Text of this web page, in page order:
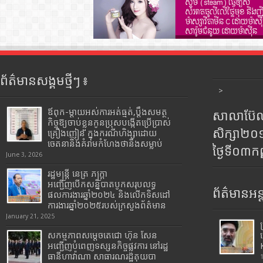
ព័ត៌មានសង្គមថ្មីៗ ៖
ឪពុក-ម្ដាយអស់ការអត់ធ្មត់,ប្ដឹងសមត្ថ
កិច្ចឱ្យចាប់ខ្លួនកូនប្រុសបង្កើតប្រើប្រាស់
គ្រឿងញៀន ក្នុងករណីហិង្សាដោយ
ចេតនានិងគំរាមកំហែងថានឹងសម្លាប់
June 3, 2026
រដ្ឋមន្រ្តី​ នេត្រ​ ភក្ត្រា​
អញ្ជើញបើកសន្និបាតបូកសរុបលទ្ធ
ផលការងារឆ្នាំ២០២៤ និងលើកទិសដៅ
ការងារឆ្នាំ២០២៥របស់​ក្រសួង​ព័ត៌មាន​
January 21, 2025
សកម្មភាពសម្តេចតេជោ ហ៊ុន សែន
អញ្ជើញបំពេញទស្សនកិច្ចផ្លូវការ នៅរដ្ឋ
ធានីហាវ៉ាណា សាធារណរដ្ឋគុយបា
>
សាលាប៊ែ
សិក្សា២
ថ្ងៃទី០៣
ព័ត៌មានអន្